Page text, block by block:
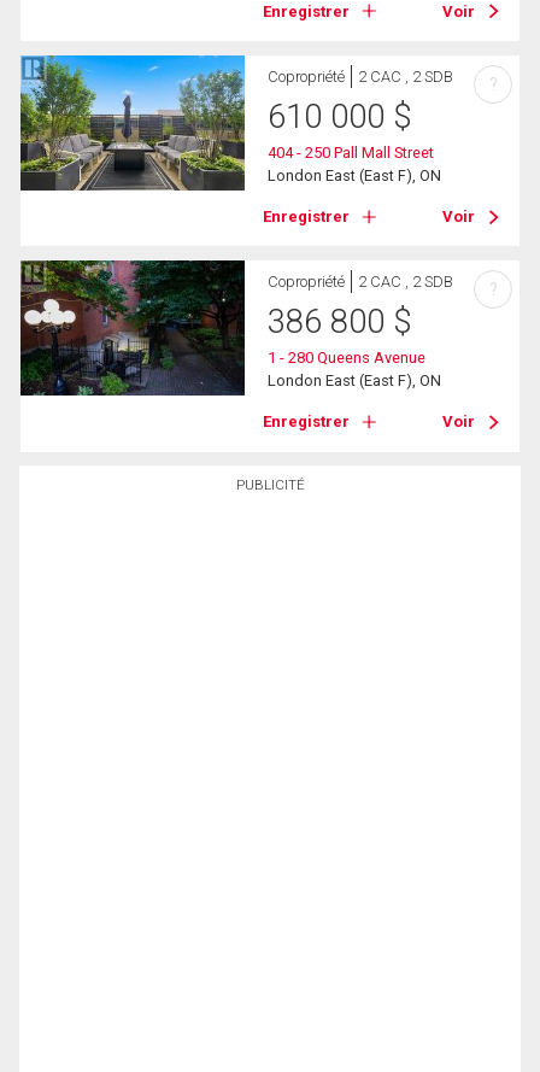
PUBLICITÉ
Enregistrer Voir
Copropriété 2 CAC , 2 SDB
610 000 $
404 - 250 Pall Mall Street
London East (East F), ON
Enregistrer Voir
?
Copropriété 2 CAC , 2 SDB
386 800 $
1 - 280 Queens Avenue
London East (East F), ON
Enregistrer Voir
?